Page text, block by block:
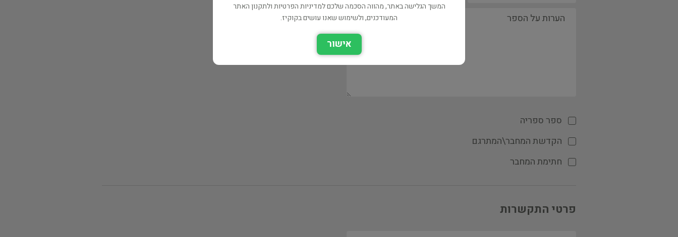
ספר ספריה
הקדשת המחבר\המתרגם
חתימת המחבר
פרטי התקשרות
המשך הגלישה באתר, מהווה הסכמה שלכם למדיניות הפרטיות ולתקנון האתר
המעודכנים, ולשימוש שאנו עושים בקוקיז.
אישור